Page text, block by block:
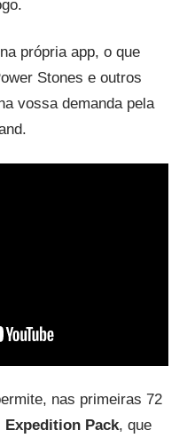
própria app, o que
Stones e outros
vossa demanda pela
nas primeiras 72
Expedition Pack, que